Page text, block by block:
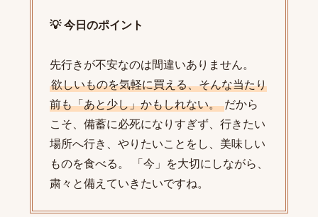
💡 今日のポイント
先行きが不安なのは間違いありません。
欲しいものを気軽に買える、そんな当たり
前も「あと少し」かもしれない。だから
こそ、備蓄に必死になりすぎず、行きたい
場所へ行き、やりたいことをし、美味しい
ものを食べる。 「今」を大切にしながら、
粛々と備えていきたいですね。